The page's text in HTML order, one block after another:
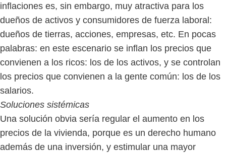
inflaciones es, sin embargo, muy atractiva para los
dueños de activos y consumidores de fuerza laboral:
dueños de tierras, acciones, empresas, etc. En pocas
palabras: en este escenario se inflan los precios que
convienen a los ricos: los de los activos, y se controlan
los precios que convienen a la gente común: los de los
salarios.
Soluciones sistémicas
Una solución obvia sería regular el aumento en los
precios de la vivienda, porque es un derecho humano
además de una inversión, y estimular una mayor